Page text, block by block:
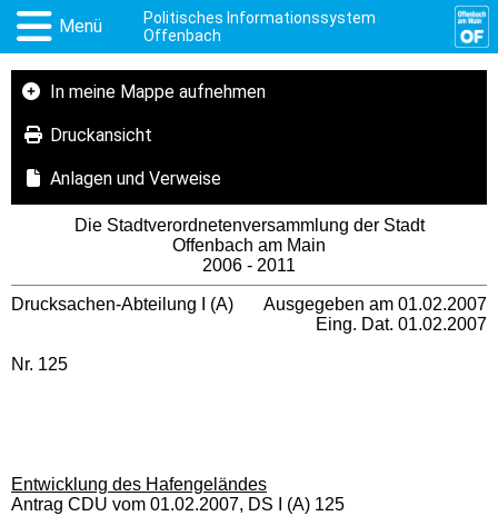
Menü
Politisches Informationssystem
Offenbach
In meine Mappe aufnehmen
Druckansicht
Anlagen und Verweise
Die Stadtverordnetenversammlung der Stadt
Offenbach am Main
2006 - 2011
Drucksachen-Abteilung I (A)
Ausgegeben am 01.02.2007
Eing. Dat. 01.02.2007
Nr. 125
Entwicklung des Hafengeländes
Antrag CDU vom 01.02.2007, DS I (A) 125